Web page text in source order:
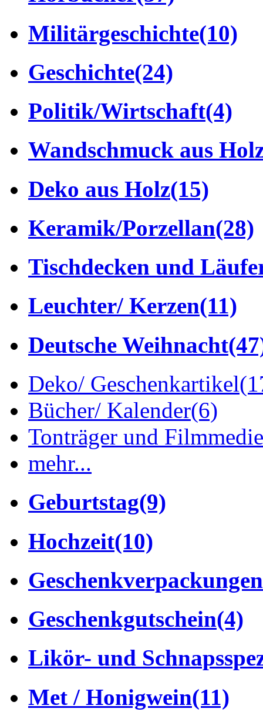
Militärgeschichte(10)
Geschichte(24)
Politik/Wirtschaft(4)
Wandschmuck aus
Deko aus Holz(15)
Keramik/Porzellan(28)
Tischdecken und
Leuchter/ Kerzen(11)
Deutsche Weihnacht
Deko/ Geschenkartikel
Bücher/ Kalender(6)
Tonträger und
mehr...
Geburtstag(9)
Hochzeit(10)
Geschenkverpackungen
Geschenkgutschein(4)
Likör- und
Met / Honigwein(11)